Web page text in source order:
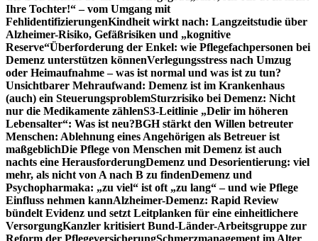
Ihre Tochter!“ – vom Umgang mit
FehlidentifizierungenKindheit wirkt nach: Langzeitstudie über
Alzheimer-Risiko, Gefäßrisiken und „kognitive
Reserve“Überforderung der Enkel: wie Pflegefachpersonen bei
Demenz unterstützen könnenVerlegungsstress nach Umzug
oder Heimaufnahme – was ist normal und was ist zu tun?
Unsichtbarer Mehraufwand: Demenz ist im Krankenhaus
(auch) ein SteuerungsproblemSturzrisiko bei Demenz: Nicht
nur die Medikamente zählenS3-Leitlinie „Delir im höheren
Lebensalter“: Was ist neu?BGH stärkt den Willen betreuter
Menschen: Ablehnung eines Angehörigen als Betreuer ist
maßgeblichDie Pflege von Menschen mit Demenz ist auch
nachts eine HerausforderungDemenz und Desorientierung: viel
mehr, als nicht von A nach B zu findenDemenz und
Psychopharmaka: „zu viel“ ist oft „zu lang“ – und wie Pflege
Einfluss nehmen kannAlzheimer-Demenz: Rapid Review
bündelt Evidenz und setzt Leitplanken für eine einheitlichere
VersorgungKanzler kritisiert Bund-Länder-Arbeitsgruppe zur